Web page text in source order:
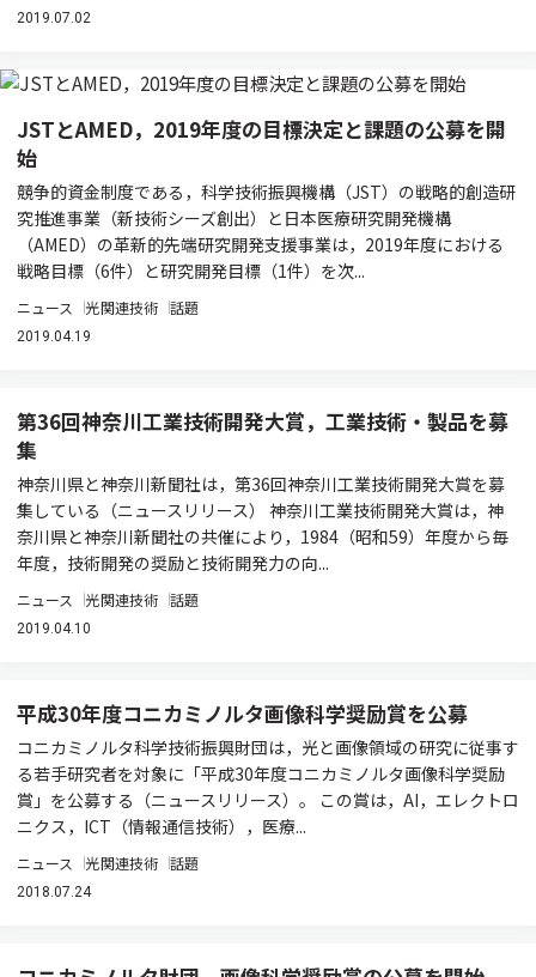
2019.07.02
JSTとAMED，2019年度の目標決定と課題の公募を開
始
競争的資金制度である，科学技術振興機構（JST）の戦略的創造研
究推進事業（新技術シーズ創出）と日本医療研究開発機構
（AMED）の革新的先端研究開発支援事業は，2019年度における
戦略目標（6件）と研究開発目標（1件）を次...
ニュース 光関連技術 話題
2019.04.19
第36回神奈川工業技術開発大賞，工業技術・製品を募
集
神奈川県と神奈川新聞社は，第36回神奈川工業技術開発大賞を募
集している（ニュースリリース） 神奈川工業技術開発大賞は，神
奈川県と神奈川新聞社の共催により，1984（昭和59）年度から毎
年度，技術開発の奨励と技術開発力の向...
ニュース 光関連技術 話題
2019.04.10
平成30年度コニカミノルタ画像科学奨励賞を公募
コニカミノルタ科学技術振興財団は，光と画像領域の研究に従事す
る若手研究者を対象に「平成30年度コニカミノルタ画像科学奨励
賞」を公募する（ニュースリリース）。 この賞は，AI，エレクトロ
ニクス，ICT（情報通信技術），医療...
ニュース 光関連技術 話題
2018.07.24